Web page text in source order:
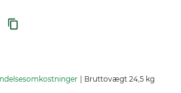
Bruttovægt 24,5 kg